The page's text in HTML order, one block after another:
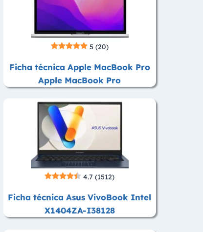
5 (20)
Ficha técnica Apple MacBook Pro
Apple MacBook Pro
4.7 (1512)
Ficha técnica Asus VivoBook Intel
X1404ZA-I38128